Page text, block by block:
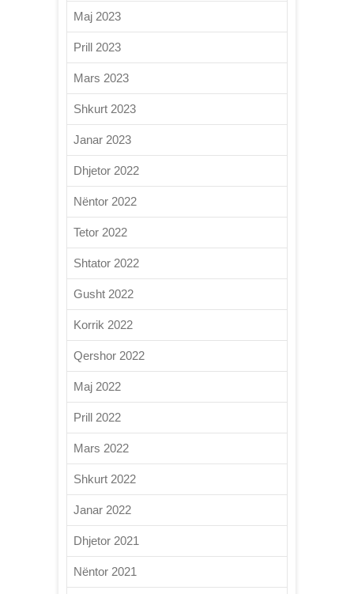
Maj 2023
Prill 2023
Mars 2023
Shkurt 2023
Janar 2023
Dhjetor 2022
Nëntor 2022
Tetor 2022
Shtator 2022
Gusht 2022
Korrik 2022
Qershor 2022
Maj 2022
Prill 2022
Mars 2022
Shkurt 2022
Janar 2022
Dhjetor 2021
Nëntor 2021